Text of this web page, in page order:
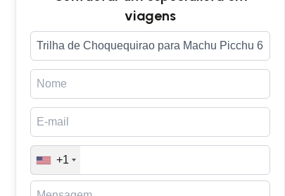
viagens
+1